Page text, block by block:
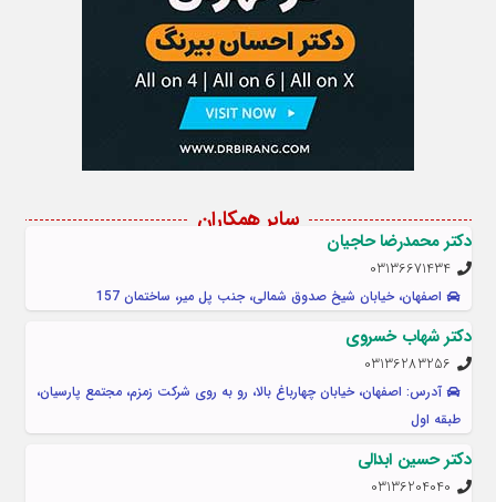
سایر همکاران
دکتر محمدرضا حاجیان
03136671434
اصفهان، خیابان شیخ صدوق شمالی، جنب پل میر، ساختمان 157
دکتر شهاب خسروی
03136283256
آدرس: اصفهان، خیابان چهارباغ بالا، رو به روی شرکت زمزم، مجتمع پارسیان،
طبقه اول
دکتر حسین ابدالی
03136204040